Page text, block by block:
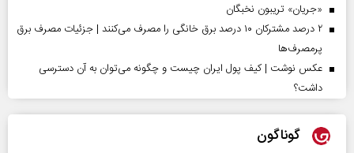
«جریان» تریبون نخبگان
۲ درصد مشترکان ۱۰ درصد برق خانگی را مصرف می‌کنند | جزئیات مصرف برق
پرمصرف‌ها
عکس نوشت | کیف پول ایران چیست و چگونه می‌توان به آن دسترسی
داشت؟
گوناگون